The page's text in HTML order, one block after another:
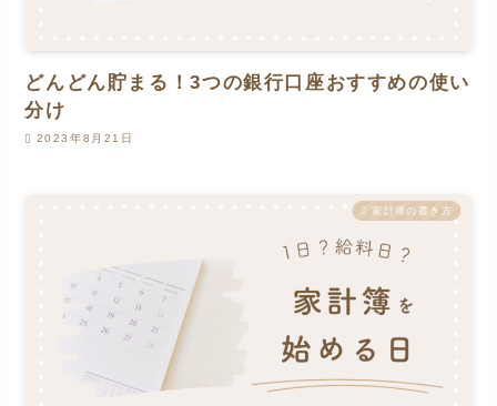
どんどん貯まる！3つの銀行口座おすすめの使い
分け
2023年8月21日
家計簿の書き方